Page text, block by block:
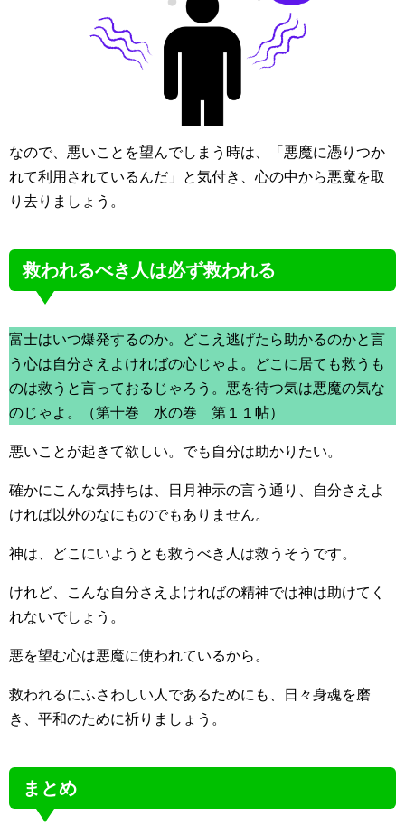
なので、悪いことを望んでしまう時は、「悪魔に憑りつか
れて利用されているんだ」と気付き、心の中から悪魔を取
り去りましょう。
救われるべき人は必ず救われる
富士はいつ爆発するのか。どこえ逃げたら助かるのかと言
う心は自分さえよければの心じゃよ。どこに居ても救うも
のは救うと言っておるじゃろう。悪を待つ気は悪魔の気な
のじゃよ。（第十巻 水の巻 第１１帖）
悪いことが起きて欲しい。でも自分は助かりたい。
確かにこんな気持ちは、日月神示の言う通り、自分さえよ
ければ以外のなにものでもありません。
神は、どこにいようとも救うべき人は救うそうです。
けれど、こんな自分さえよければの精神では神は助けてく
れないでしょう。
悪を望む心は悪魔に使われているから。
救われるにふさわしい人であるためにも、日々身魂を磨
き、平和のために祈りましょう。
まとめ